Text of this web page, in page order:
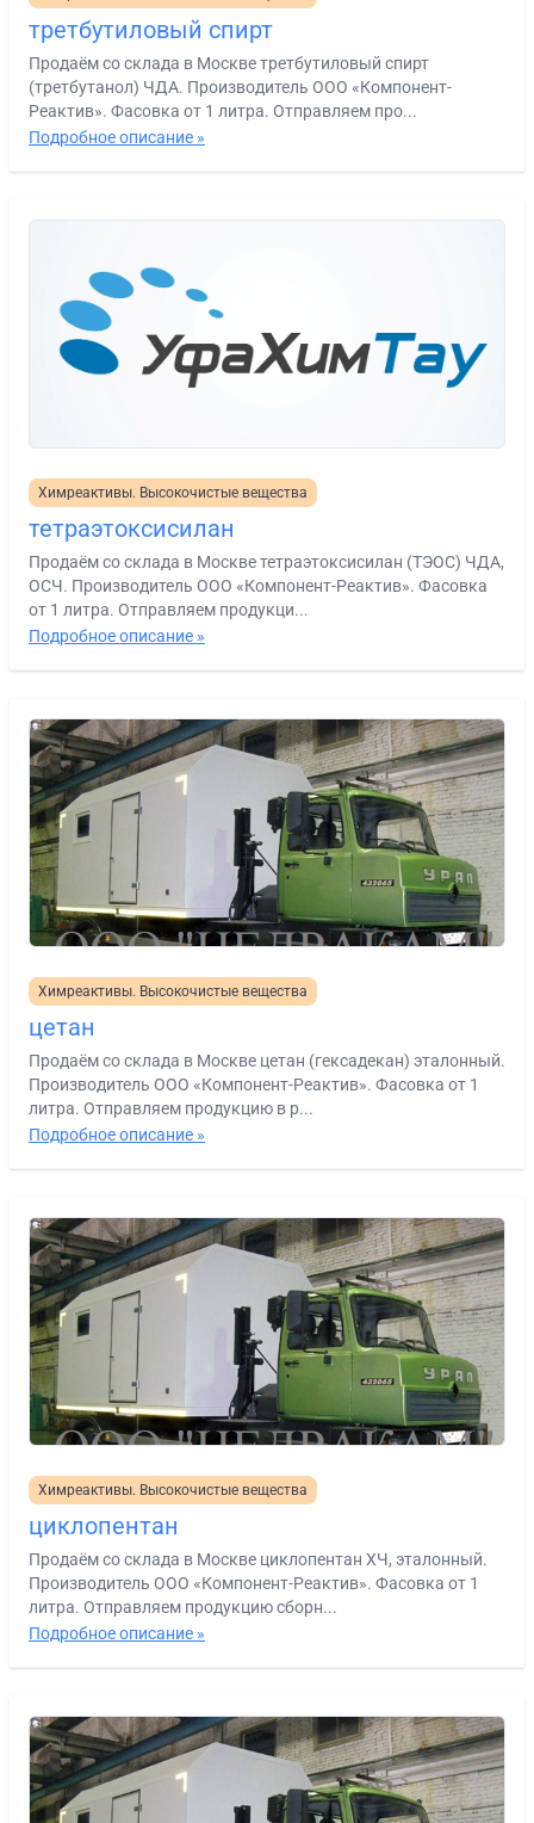
третбутиловый спирт
Продаём со склада в Москве третбутиловый спирт
(третбутанол) ЧДА. Производитель ООО «Компонент-
Реактив». Фасовка от 1 литра. Отправляем про...
Подробное описание »
Химреактивы. Высокочистые вещества
тетраэтоксисилан
Продаём со склада в Москве тетраэтоксисилан (ТЭОС) ЧДА,
ОСЧ. Производитель ООО «Компонент-Реактив». Фасовка
от 1 литра. Отправляем продукци...
Подробное описание »
Химреактивы. Высокочистые вещества
цетан
Продаём со склада в Москве цетан (гексадекан) эталонный.
Производитель ООО «Компонент-Реактив». Фасовка от 1
литра. Отправляем продукцию в р...
Подробное описание »
Химреактивы. Высокочистые вещества
циклопентан
Продаём со склада в Москве циклопентан ХЧ, эталонный.
Производитель ООО «Компонент-Реактив». Фасовка от 1
литра. Отправляем продукцию сборн...
Подробное описание »